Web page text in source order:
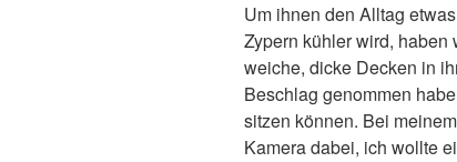
Um ihnen den Alltag
Zypern kühler wird,
weiche, dicke Decken in
Beschlag genommen
sitzen können. Bei
Kamera dabei, ich wollte